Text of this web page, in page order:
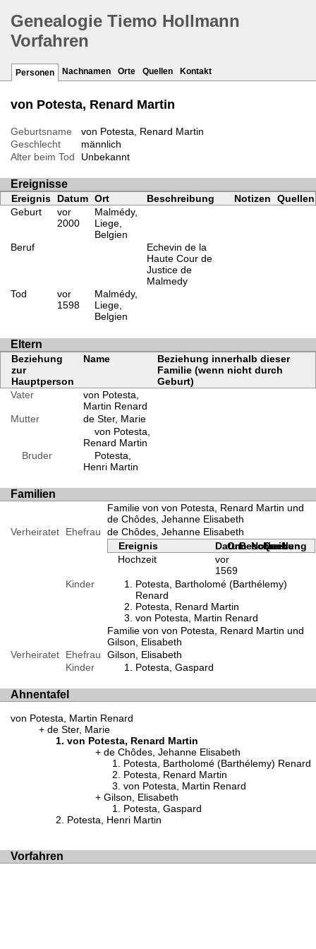
Genealogie Tiemo Hollmann
Vorfahren
Personen Nachnamen Orte Quellen Kontakt
von Potesta, Renard Martin
Geburtsname
von Potesta, Renard Martin
Geschlecht
männlich
Alter beim Tod
Unbekannt
Ereignisse
Ereignis Datum Ort Beschreibung Notizen
Quellen
Geburt
vor
2000
Malmédy,
Liege,
Belgien
Beruf
Echevin de la
Haute Cour de
Justice de
Malmedy
Tod
vor
1598
Malmédy,
Liege,
Belgien
Eltern
Beziehung
zur
Hauptperson
Name
Beziehung innerhalb dieser
Familie (wenn nicht durch
Geburt)
Vater
von Potesta,
Martin Renard
Mutter
de Ster, Marie
von Potesta,
Renard Martin
Bruder
Potesta,
Henri Martin
Familien
Familie von von Potesta, Renard Martin und
de Chôdes, Jehanne Elisabeth
Verheiratet
Ehefrau
de Chôdes, Jehanne Elisabeth
Ereignis
Datum
OrtBeschreibung
Notizen
Quellen
Hochzeit
vor
1569
Kinder
Potesta, Bartholomé (Barthélemy)
Renard
Potesta, Renard Martin
von Potesta, Martin Renard
Familie von von Potesta, Renard Martin und
Gilson, Elisabeth
Verheiratet
Ehefrau
Gilson, Elisabeth
Kinder
Potesta, Gaspard
Ahnentafel
von Potesta, Martin Renard
de Ster, Marie
von Potesta, Renard Martin
de Chôdes, Jehanne Elisabeth
Potesta, Bartholomé (Barthélemy) Renard
Potesta, Renard Martin
von Potesta, Martin Renard
Gilson, Elisabeth
Potesta, Gaspard
Potesta, Henri Martin
Vorfahren